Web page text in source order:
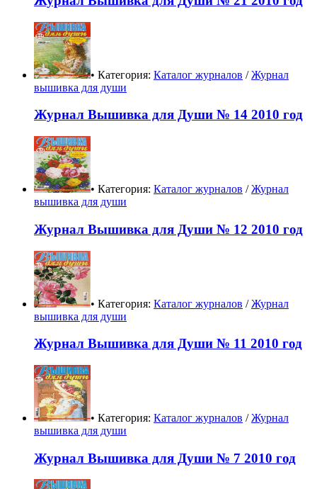
• Категория: Каталог журналов /Журнал
вышивка для души
Журнал Вышивка для Души № 14 2010 год
• Категория: Каталог журналов /Журнал
вышивка для души
Журнал Вышивка для Души № 12 2010 год
• Категория: Каталог журналов /Журнал
вышивка для души
Журнал Вышивка для Души № 11 2010 год
• Категория: Каталог журналов /Журнал
вышивка для души
Журнал Вышивка для Души № 7 2010 год